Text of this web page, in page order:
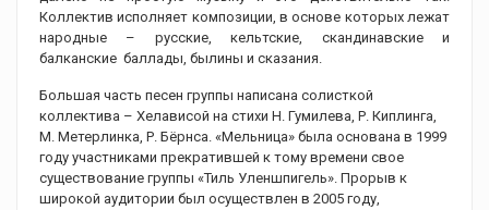
Коллектив исполняет композиции, в основе которых лежат
народные – русские, кельтские, скандинавские и
балканские баллады, былины и сказания.
Большая часть песен группы написана солисткой
коллектива – Хелависой на стихи Н. Гумилева, Р. Киплинга,
М. Метерлинка, Р. Бёрнса. «Мельница» была основана в 1999
году участниками прекратившей к тому времени свое
существование группы «Тиль Уленшпигель». Прорыв к
широкой аудитории был осуществлен в 2005 году,